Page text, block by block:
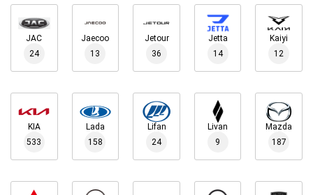
JAC
24
Jaecoo
13
Jetour
36
Jetta
14
Kaiyi
12
KIA
533
Lada
158
Lifan
24
Livan
9
Mazda
187